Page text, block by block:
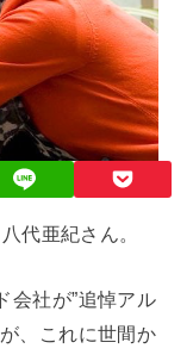
代亜紀さん。
会社が”追悼アル
、これに世間か